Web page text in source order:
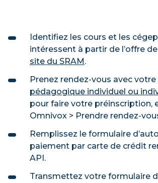
Identifiez les cours et les
intéressent à partir de l’offre
site du SRAM .
Prenez rendez-vous avec votre
pédagogique individuel ou
pour faire votre préinscription,
Omnivox > Prendre rendez-
Remplissez le formulaire
paiement par carte de crédit
API.
Transmettez votre formulaire